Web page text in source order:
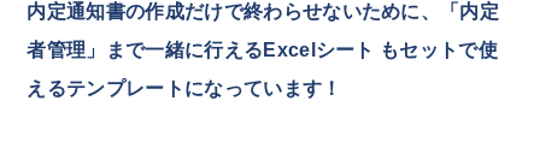
内定通知書の作成だけで終わらせないために、「内定
者管理」まで一緒に行えるExcelシート もセットで使
えるテンプレートになっています！